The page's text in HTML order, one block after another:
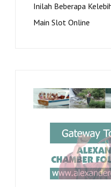
Inilah Beberapa
Main Slot Online